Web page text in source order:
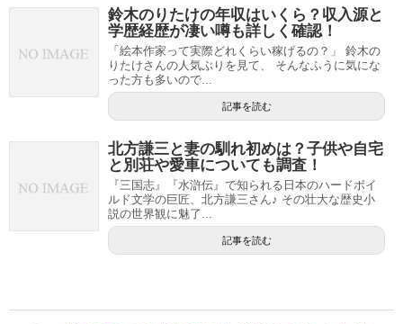
鈴木のりたけの年収はいくら？収入源と
学歴経歴が凄い噂も詳しく確認！
「絵本作家って実際どれくらい稼げるの？」 鈴木の
りたけさんの人気ぶりを見て、 そんなふうに気にな
った方も多いので...
記事を読む
北方謙三と妻の馴れ初めは？子供や自宅
と別荘や愛車についても調査！
『三国志』『水滸伝』で知られる日本のハードボイ
ルド文学の巨匠、北方謙三さん♪ その壮大な歴史小
説の世界観に魅了...
記事を読む